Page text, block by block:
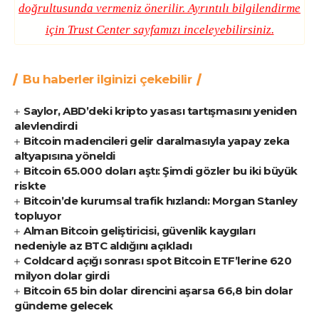
doğrultusunda vermeniz önerilir. Ayrıntılı bilgilendirme
için Trust Centersayfamızı inceleyebilirsiniz.
Bu haberler ilginizi çekebilir
Saylor, ABD’deki kripto yasası tartışmasını yeniden
alevlendirdi
Bitcoin madencileri gelir daralmasıyla yapay zeka
altyapısına yöneldi
Bitcoin 65.000 doları aştı: Şimdi gözler bu iki büyük
riskte
Bitcoin’de kurumsal trafik hızlandı: Morgan Stanley
topluyor
Alman Bitcoin geliştiricisi, güvenlik kaygıları
nedeniyle az BTC aldığını açıkladı
Coldcard açığı sonrası spot Bitcoin ETF’lerine 620
milyon dolar girdi
Bitcoin 65 bin dolar direncini aşarsa 66,8 bin dolar
gündeme gelecek